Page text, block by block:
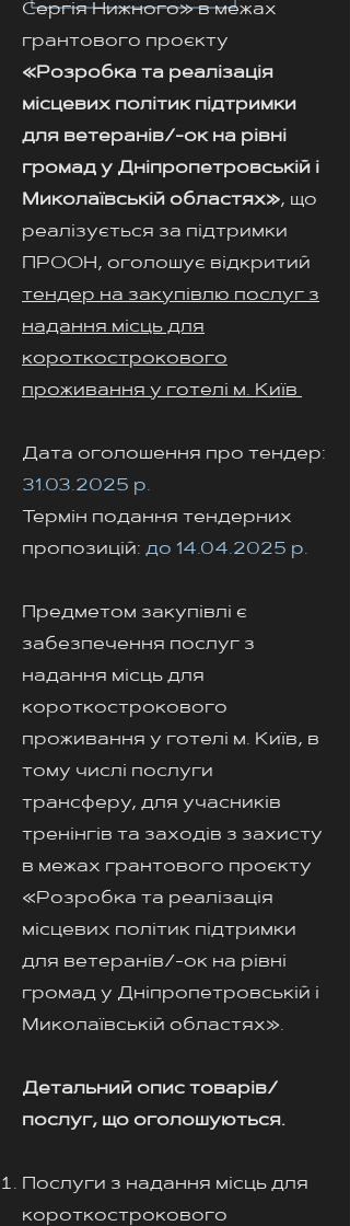
Сергія Нижного» в межах
грантового проєкту
«Розробка та реалізація
місцевих політик підтримки
для ветеранів/-ок на рівні
громад у Дніпропетровській і
Миколаївській областях», що
реалізується за підтримки
ПРООН, оголошує відкритий
тендер на закупівлю послуг з
надання місць для
короткострокового
проживання у готелі м. Київ
Дата оголошення про тендер:
31.03.2025 р.
Термін подання тендерних
пропозицій: до 14.04.2025 р.
Предметом закупівлі є
забезпечення послуг з
надання місць для
короткострокового
проживання у готелі м. Київ, в
тому числі послуги
трансферу, для учасників
тренінгів та заходів з захисту
в межах грантового проєкту
«Розробка та реалізація
місцевих політик підтримки
для ветеранів/-ок на рівні
громад у Дніпропетровській і
Миколаївській областях».
Детальний опис товарів/
послуг, що оголошуються.
Послуги з надання місць для
короткострокового